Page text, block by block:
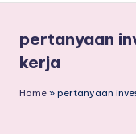
Seputar
Dunia
K3LH
pertanyaan
kerja
Home » pertanyaan